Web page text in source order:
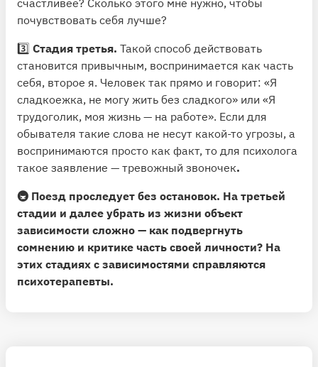
почувствовать себя лучше?
3️⃣ Стадия третья. Такой способ действовать
становится привычным, воспринимается как часть
себя, второе я. Человек так прямо и говорит: «Я
сладкоежка, не могу жить без сладкого» или «Я
трудоголик, моя жизнь — на работе». Если для
обывателя такие слова не несут какой-то угрозы, а
воспринимаются просто как факт, то для психолога
такое заявление — тревожный звоночек.
🚇 Поезд проследует без остановок. На третьей
стадии и далее убрать из жизни объект
зависимости сложно — как подвергнуть
сомнению и критике часть своей личности? На
этих стадиях с зависимостями справляются
психотерапевты.